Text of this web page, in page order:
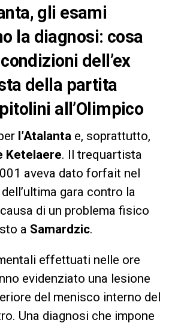
gli esami
la diagnosi: cosa
dell’ex
della partita
all’Olimpico
l’Atalanta e, soprattutto,
Ketelaere. Il trequartista
aveva dato forfait nel
gara contro la
di un problema fisico
a Samardzic.
effettuati nelle ore
evidenziato una lesione
del menisco interno del
Una diagnosi che impone